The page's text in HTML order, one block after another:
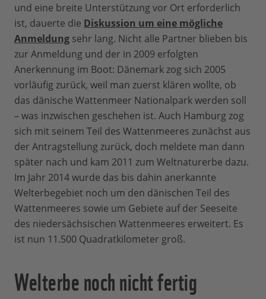
und eine breite Unterstützung vor Ort erforderlich
ist, dauerte die Diskussion um eine mögliche
Anmeldung sehr lang. Nicht alle Partner blieben bis
zur Anmeldung und der in 2009 erfolgten
Anerkennung im Boot: Dänemark zog sich 2005
vorläufig zurück, weil man zuerst klären wollte, ob
das dänische Wattenmeer Nationalpark werden soll
– was inzwischen geschehen ist. Auch Hamburg zog
sich mit seinem Teil des Wattenmeeres zunächst aus
der Antragstellung zurück, doch meldete man dann
später nach und kam 2011 zum Weltnaturerbe dazu.
Im Jahr 2014 wurde das bis dahin anerkannte
Welterbegebiet noch um den dänischen Teil des
Wattenmeeres sowie um Gebiete auf der Seeseite
des niedersächsischen Wattenmeeres erweitert. Es
ist nun 11.500 Quadratkilometer groß.
Welterbe noch nicht fertig